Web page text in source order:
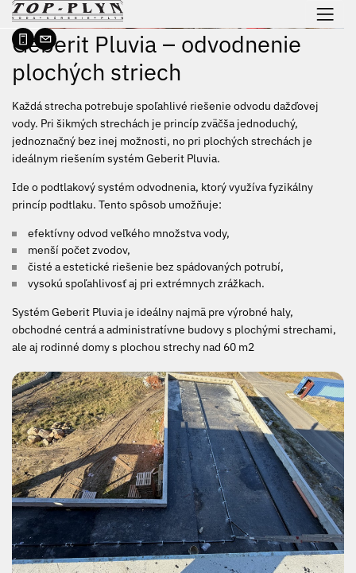
obsah
Geberit Pluvia – odvodnenie
plochých striech
Každá strecha potrebuje spoľahlivé riešenie odvodu dažďovej
vody. Pri šikmých strechách je princíp zväčša jednoduchý,
jednoznačný bez inej možnosti, no pri plochých strechách je
ideálnym riešením systém Geberit Pluvia.
Ide o podtlakový systém odvodnenia, ktorý využíva fyzikálny
princíp podtlaku. Tento spôsob umožňuje:
efektívny odvod veľkého množstva vody,
menší počet zvodov,
čisté a estetické riešenie bez spádovaných potrubí,
vysokú spoľahlivosť aj pri extrémnych zrážkach.
Systém Geberit Pluvia je ideálny najmä pre výrobné haly,
obchodné centrá a administratívne budovy s plochými strechami,
ale aj rodinné domy s plochou strechy nad 60 m2